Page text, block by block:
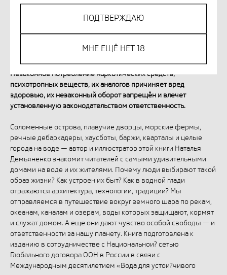
ПОДТВЕРЖДАЮ
МНЕ ЕЩЁ НЕТ 18
Незаконное потребление наркотических средств,
психотропных веществ, их аналогов причиняет вред
здоровью, их незаконный оборот запрещён и влечет
установленную законодательством ответственность.
Соломенные острова, плавучие дворцы, морские фермы,
речные дебаркадеры, хаусботы, баржи, кварталы и целые
города на воде — автор и иллюстратор этой книги Наталья
Демьяненко знакомит читателей с самыми удивительными
домами на воде и их жителями. Почему люди выбирают такой
образ жизни? Как устроен их быт? Как в водной глади
отражаются архитектура, технологии, традиции? Мы
отправляемся в путешествие вокруг земного шара по рекам,
океанам, каналам и озерам, воды которых защищают, кормят
и служат домом. А еще они дают чувство особой свободы — и
ответственности за нашу планету. Книга подготовлена к
изданию в сотрудничестве с Национальнои? сетью
Глобального договора ООН в России в связи с
Международным десятилетием «Вода для устои?чивого